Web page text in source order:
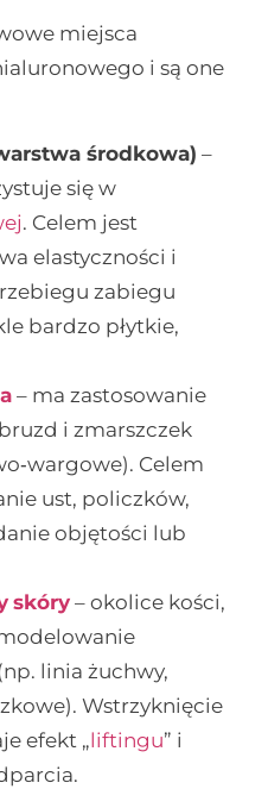
miejsca
i są one
środkowa) –
się w
. Celem jest
elastyczności i
zabiegu
bardzo płytkie,
– ma zastosowanie
i zmarszczek
Celem
ust, policzków,
objętości lub
skóry – okolice kości,
linia żuchwy,
Wstrzyknięcie
efekt „liftingu” i